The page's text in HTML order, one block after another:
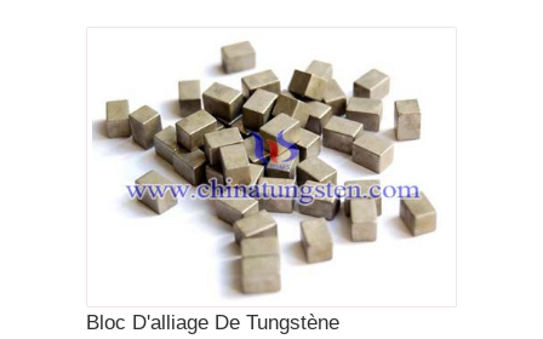
Bloc D'alliage De Tungstène